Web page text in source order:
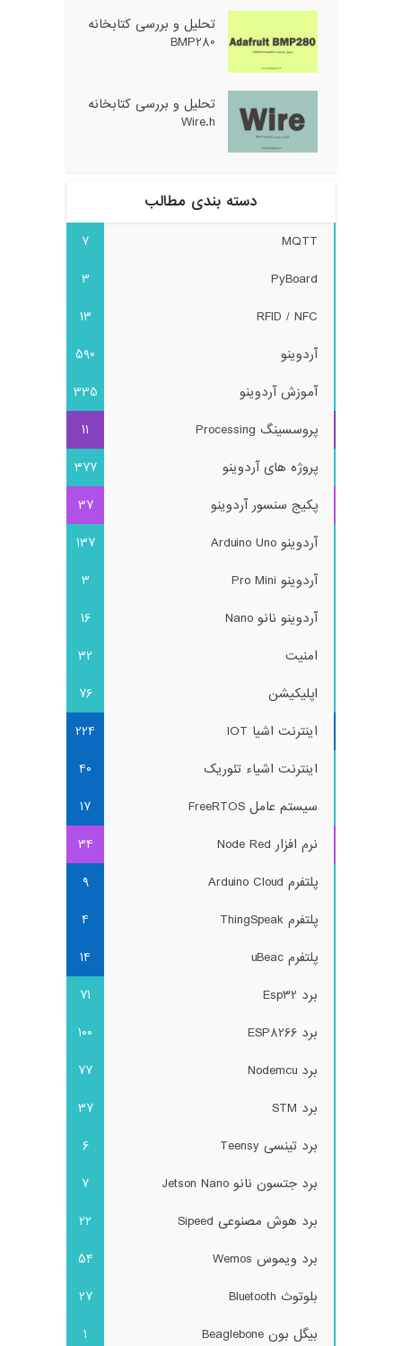
تحلیل و بررسی کتابخانه
BMP280
تحلیل و بررسی کتابخانه
Wire.h
دسته بندی مطالب
MQTT
7
PyBoard
3
RFID / NFC
13
آردوینو
590
آموزش آردوینو
335
پروسسینگ Processing
11
پروژه های آردوینو
377
پکیج سنسور آردوینو
37
آردوینو Arduino Uno
137
آردوینو Pro Mini
3
آردوینو نانو Nano
16
امنیت
32
اپلیکیشن
76
اینترنت اشیا IOT
224
اینترنت اشیاء تئوریک
40
سیستم عامل FreeRTOS
17
نرم افزار Node Red
34
پلتفرم Arduino Cloud
9
پلتفرم ThingSpeak
4
پلتفرم uBeac
14
برد Esp32
71
برد ESP8266
100
برد Nodemcu
77
برد STM
37
برد تینسی Teensy
6
برد جتسون نانو Jetson Nano
7
برد هوش مصنوعی Sipeed
22
برد ویموس Wemos
54
بلوتوث Bluetooth
27
بیگل بون Beaglebone
1